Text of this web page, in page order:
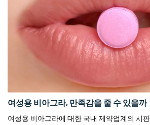
여성용 비아그라, 만족감을 줄 수 있을까
여성용 비아그라에 대한 국내 제약업계의 시